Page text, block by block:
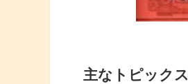
主なトピックス